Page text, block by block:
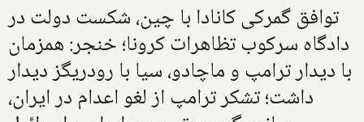
توافق گمرکی کانادا با چین، شکست دولت در
دادگاه سرکوب تظاهرات کرونا؛ خنجر: همزمان
با دیدار ترامپ و ماچادو، سیا با رودریگز دیدار
داشت؛ تشکر ترامپ از لغو اعدام در ایران،